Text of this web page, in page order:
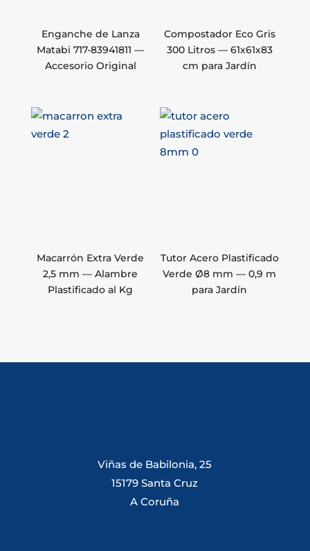
Enganche de Lanza
Matabi 717-83941811 —
Accesorio Original
Compostador Eco Gris
300 Litros — 61x61x83
cm para Jardín
Macarrón Extra Verde
2,5 mm — Alambre
Plastificado al Kg
Tutor Acero Plastificado
Verde Ø8 mm — 0,9 m
para Jardín
Viñas de Babilonia, 25
15179 Santa Cruz
A Coruña